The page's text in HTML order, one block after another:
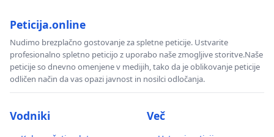
Peticija.online
Nudimo brezplačno gostovanje za spletne peticije. Ustvarite
profesionalno spletno peticijo z uporabo naše zmogljive storitve.Naše
peticije so dnevno omenjene v medijih, tako da je oblikovanje peticije
odličen način da vas opazi javnost in nosilci odločanja.
Vodniki Več